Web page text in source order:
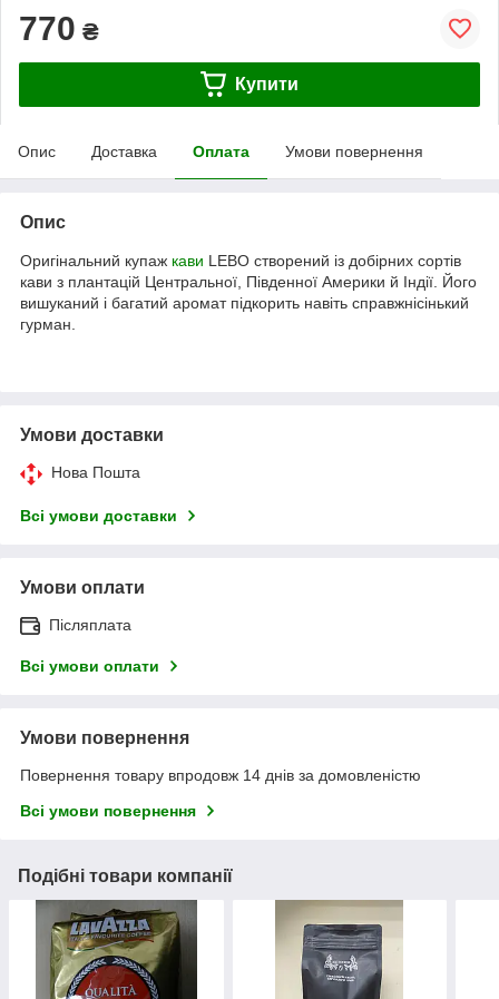
770 ₴
Купити
Опис Доставка Оплата Умови повернення
Опис
Оригінальний купаж кави LEBO створений із добірних сортів
кави з плантацій Центральної, Південної Америки й Індії. Його
вишуканий і багатий аромат підкорить навіть справжнісінький
гурман.
Умови доставки
Нова Пошта
Всі умови доставки
Умови оплати
Післяплата
Всі умови оплати
Умови повернення
Повернення товару впродовж 14 днів за домовленістю
Всі умови повернення
Подібні товари компанії